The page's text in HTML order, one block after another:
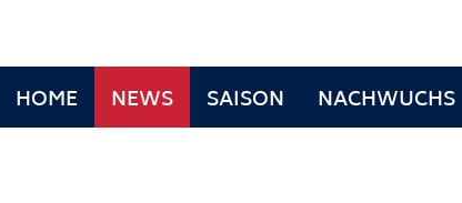
HOME NEWS SAISON NACHWUCHS